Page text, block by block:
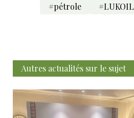
#pétrole
#LUKOIL
Autres actualités sur le sujet